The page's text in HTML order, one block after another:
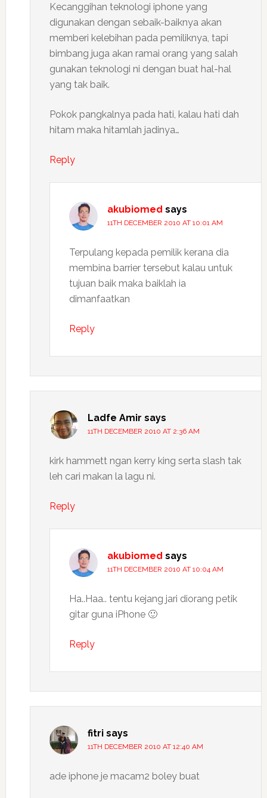
Kecanggihan teknologi iphone yang
digunakan dengan sebaik-baiknya akan
memberi kelebihan pada pemiliknya, tapi
bimbang juga akan ramai orang yang salah
gunakan teknologi ni dengan buat hal-hal
yang tak baik.
Pokok pangkalnya pada hati, kalau hati dah
hitam maka hitamlah jadinya…
Reply
akubiomed says
11TH DECEMBER 2010 AT 10:01 AM
Terpulang kepada pemilik kerana dia
membina barrier tersebut kalau untuk
tujuan baik maka baiklah ia
dimanfaatkan
Reply
Ladfe Amir says
11TH DECEMBER 2010 AT 2:36 AM
kirk hammett ngan kerry king serta slash tak
leh cari makan la lagu ni.
Reply
akubiomed says
11TH DECEMBER 2010 AT 10:04 AM
Ha..Haa.. tentu kejang jari diorang petik
gitar guna iPhone 🙂
Reply
fitri says
11TH DECEMBER 2010 AT 12:40 AM
ade iphone je macam2 boley buat